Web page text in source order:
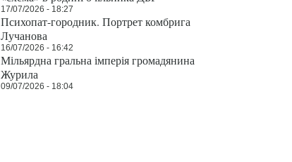
17/07/2026 - 18:27
Психопат-городник. Портрет комбрига
Лучанова
16/07/2026 - 16:42
Мільярдна гральна імперія громадянина
Журила
09/07/2026 - 18:04